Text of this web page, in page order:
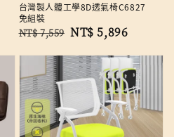
台灣製人體工學8D透氣椅C6827
免組裝
Regular
NT$ 7,559 Sale
NT$ 5,896